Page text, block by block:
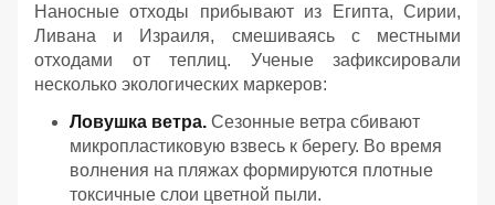
Наносные отходы прибывают из Египта, Сирии,
Ливана и Израиля, смешиваясь с местными
отходами от теплиц. Ученые зафиксировали
несколько экологических маркеров:
Ловушка ветра. Сезонные ветра сбивают
микропластиковую взвесь к берегу. Во время
волнения на пляжах формируются плотные
токсичные слои цветной пыли.